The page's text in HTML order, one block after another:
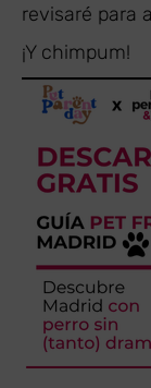
revisaré para
¡Y chimpum!